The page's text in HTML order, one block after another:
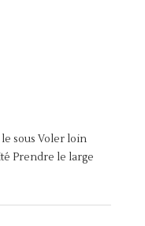
sous Voler loin
Prendre le large